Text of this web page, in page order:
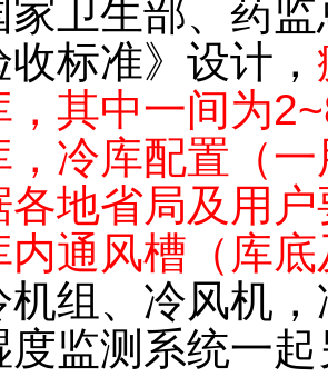
家卫生部、药
标准》设计，
，其中一间为
，冷库配置（
各地省局及用
内通风槽（库
机组、冷风机
度监测系统一